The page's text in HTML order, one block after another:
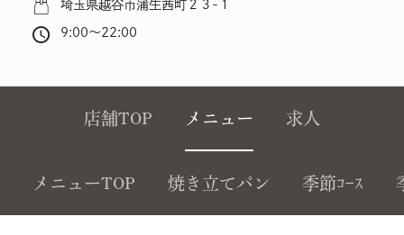
埼玉県越谷市蒲生茜町２３-１
9:00～22:00
店舗TOP メニュー 求人
メニューTOP 焼き立てパン 季節ｺｰｽ